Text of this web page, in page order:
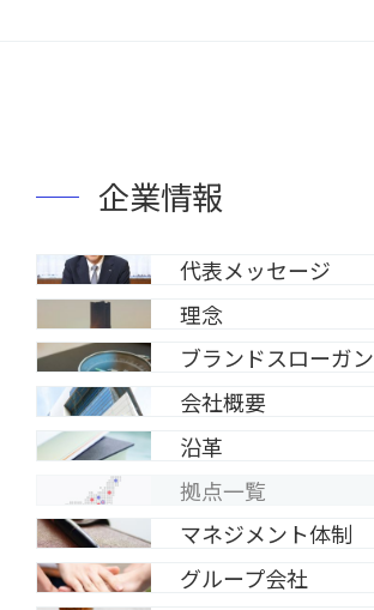
企業情報
代表メッセージ
理念
ブランドスローガン
会社概要
沿革
拠点一覧
マネジメント体制
グループ会社